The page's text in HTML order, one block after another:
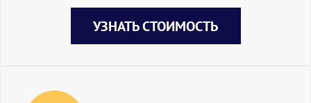
УЗНАТЬ СТОИМОСТЬ